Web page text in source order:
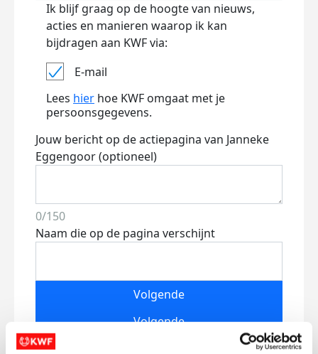
Ik blijf graag op de hoogte van nieuws,
acties en manieren waarop ik kan
bijdragen aan KWF via:
E-mail
Lees hier hoe KWF omgaat met je
persoonsgegevens.
Jouw bericht op de actiepagina van Janneke
Eggengoor (optioneel)
0/150
Naam die op de pagina verschijnt
Volgende
Volgende